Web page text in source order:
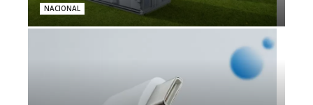
NACIONAL